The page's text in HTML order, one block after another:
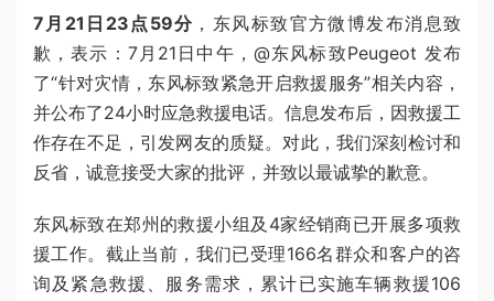
7月21日23点59分 ，东风标致官方微博发布消息致
歉，表示：7月21日中午，@东风标致Peugeot 发布
了“针对灾情，东风标致紧急开启救援服务”相关内容，
并公布了24小时应急救援电话。信息发布后，因救援工
作存在不足，引发网友的质疑。对此，我们深刻检讨和
反省，诚意接受大家的批评，并致以最诚挚的歉意。
东风标致在郑州的救援小组及4家经销商已开展多项救
援工作。截止当前，我们已受理166名群众和客户的咨
询及紧急救援、服务需求，累计已实施车辆救援106